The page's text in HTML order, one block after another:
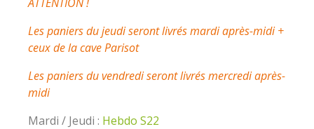
Les paniers du jeudi seront livrés mardi après-midi +
ceux de la cave Parisot
Les paniers du vendredi seront livrés mercredi après-
midi
Mardi / Jeudi : Hebdo S22